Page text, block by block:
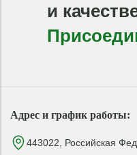
и
Адрес и график работы:
443022, Российская